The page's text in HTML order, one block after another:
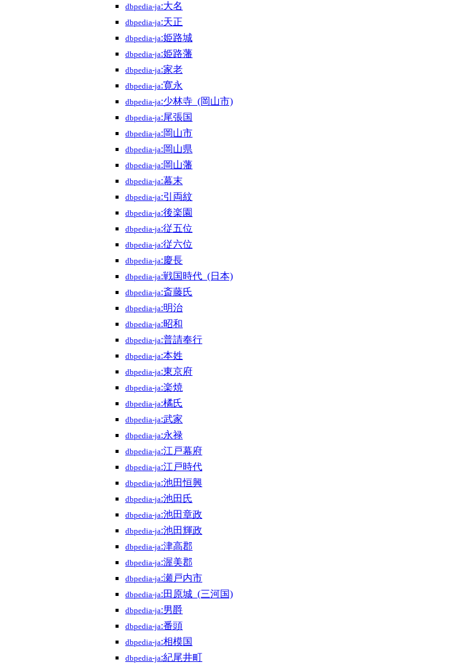
dbpedia-ja:大名
dbpedia-ja:天正
dbpedia-ja:姫路城
dbpedia-ja:姫路藩
dbpedia-ja:家老
dbpedia-ja:寛永
dbpedia-ja:少林寺_(岡山市)
dbpedia-ja:尾張国
dbpedia-ja:岡山市
dbpedia-ja:岡山県
dbpedia-ja:岡山藩
dbpedia-ja:幕末
dbpedia-ja:引両紋
dbpedia-ja:後楽園
dbpedia-ja:従五位
dbpedia-ja:従六位
dbpedia-ja:慶長
dbpedia-ja:戦国時代_(日本)
dbpedia-ja:斎藤氏
dbpedia-ja:明治
dbpedia-ja:昭和
dbpedia-ja:普請奉行
dbpedia-ja:本姓
dbpedia-ja:東京府
dbpedia-ja:楽焼
dbpedia-ja:橘氏
dbpedia-ja:武家
dbpedia-ja:永禄
dbpedia-ja:江戸幕府
dbpedia-ja:江戸時代
dbpedia-ja:池田恒興
dbpedia-ja:池田氏
dbpedia-ja:池田章政
dbpedia-ja:池田輝政
dbpedia-ja:津高郡
dbpedia-ja:渥美郡
dbpedia-ja:瀬戸内市
dbpedia-ja:田原城_(三河国)
dbpedia-ja:男爵
dbpedia-ja:番頭
dbpedia-ja:相模国
dbpedia-ja:紀尾井町